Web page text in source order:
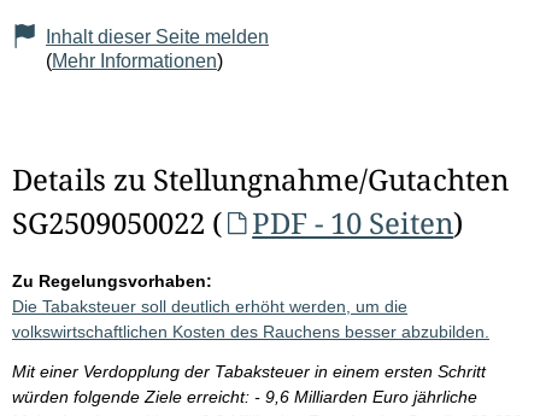
Inhalt dieser Seite melden
(Mehr Informationen)
Details zu Stellungnahme/Gutachten
SG2509050022 (
PDF - 10 Seiten)
Zu Regelungsvorhaben:
Die Tabaksteuer soll deutlich erhöht werden, um die
volkswirtschaftlichen Kosten des Rauchens besser abzubilden.
Mit einer Verdopplung der Tabaksteuer in einem ersten Schritt
würden folgende Ziele erreicht: - 9,6 Milliarden Euro jährliche